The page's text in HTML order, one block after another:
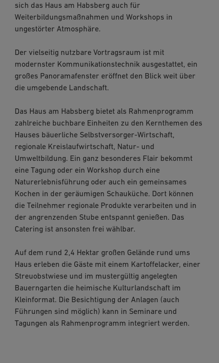
sich das Haus am Habsberg auch für
Weiterbildungsmaßnahmen und Workshops in
ungestörter Atmosphäre.
Der vielseitig nutzbare Vortragsraum ist mit
modernster Kommunikationstechnik ausgestattet, ein
großes Panoramafenster eröffnet den Blick weit über
die umgebende Landschaft.
Das Haus am Habsberg bietet als Rahmenprogramm
zahlreiche buchbare Einheiten zu den Kernthemen des
Hauses bäuerliche Selbstversorger-Wirtschaft,
regionale Kreislaufwirtschaft, Natur- und
Umweltbildung. Ein ganz besonderes Flair bekommt
eine Tagung oder ein Workshop durch eine
Naturerlebnisführung oder auch ein gemeinsames
Kochen in der geräumigen Schauküche. Dort können
die Teilnehmer regionale Produkte verarbeiten und in
der angrenzenden Stube entspannt genießen. Das
Catering ist ansonsten frei wählbar.
Auf dem rund 2,4 Hektar großen Gelände rund ums
Haus erleben die Gäste mit einem Kartoffelacker, einer
Streuobstwiese und im mustergültig angelegten
Bauerngarten die heimische Kulturlandschaft im
Kleinformat. Die Besichtigung der Anlagen (auch
Führungen sind möglich) kann in Seminare und
Tagungen als Rahmenprogramm integriert werden.